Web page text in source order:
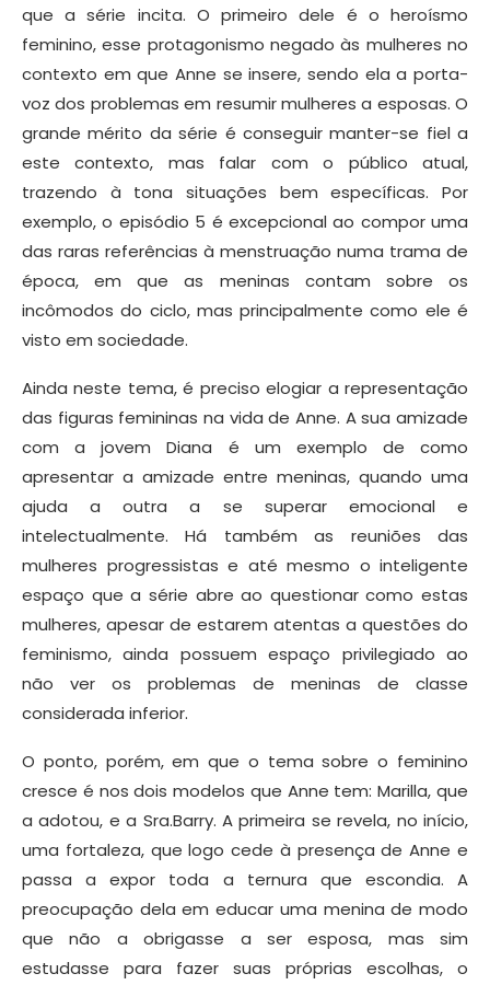
que a série incita. O primeiro dele é o heroísmo
feminino, esse protagonismo negado às mulheres no
contexto em que Anne se insere, sendo ela a porta-
voz dos problemas em resumir mulheres a esposas. O
grande mérito da série é conseguir manter-se fiel a
este contexto, mas falar com o público atual,
trazendo à tona situações bem específicas. Por
exemplo, o episódio 5 é excepcional ao compor uma
das raras referências à menstruação numa trama de
época, em que as meninas contam sobre os
incômodos do ciclo, mas principalmente como ele é
visto em sociedade.
Ainda neste tema, é preciso elogiar a representação
das figuras femininas na vida de Anne. A sua amizade
com a jovem Diana é um exemplo de como
apresentar a amizade entre meninas, quando uma
ajuda a outra a se superar emocional e
intelectualmente. Há também as reuniões das
mulheres progressistas e até mesmo o inteligente
espaço que a série abre ao questionar como estas
mulheres, apesar de estarem atentas a questões do
feminismo, ainda possuem espaço privilegiado ao
não ver os problemas de meninas de classe
considerada inferior.
O ponto, porém, em que o tema sobre o feminino
cresce é nos dois modelos que Anne tem: Marilla, que
a adotou, e a Sra.Barry. A primeira se revela, no início,
uma fortaleza, que logo cede à presença de Anne e
passa a expor toda a ternura que escondia. A
preocupação dela em educar uma menina de modo
que não a obrigasse a ser esposa, mas sim
estudasse para fazer suas próprias escolhas, o